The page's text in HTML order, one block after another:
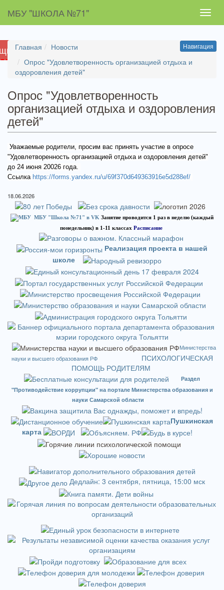
МБУ "ШКОЛА №71"
Навигация
Главная
Новости
Опрос "Удовлетворенность организацией отдыха и
оздоровления детей"
Опрос "Удовлетворенность
организацией отдыха и оздоровления
детей"
Уважаемые родители, просим вас принять участие в опросе
"Удовлетворенность организацией отдыха и оздоровления детей"
до 24 июня 20026 года.
Ссылка https://forms.yandex.ru/u/69f370d649363916e5d288ef/
18.06.2026
МБУ "Школа №71" в VK Занятие проводится 1 раз в неделю (каждый
понедельник) в 1-11 классах Расписание
Реализация проекта в нашей
школе
Министерства
науки и высшего образования РФ
ПСИХОЛОГИЧЕСКАЯ
ПОМОЩЬ РОДИТЕЛЯМ
Раздел
"Противодействие коррупции" на портале Министерства образования и
науки Самарской области
Пушкинская
карта
Дедлайн: 3 сентября, пятница, 15:00 мск